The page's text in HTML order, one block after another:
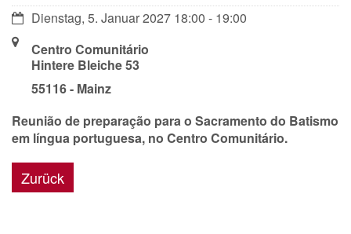
Datum:Dienstag, 5. Januar 2027 18:00 - 19:00
Ort: Centro Comunitário
Hintere Bleiche 53
55116 - Mainz
Reunião de preparação para o Sacramento do Batismo
em língua portuguesa, no Centro Comunitário.
Zurück